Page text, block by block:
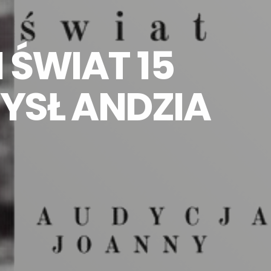
15
ANDZIA